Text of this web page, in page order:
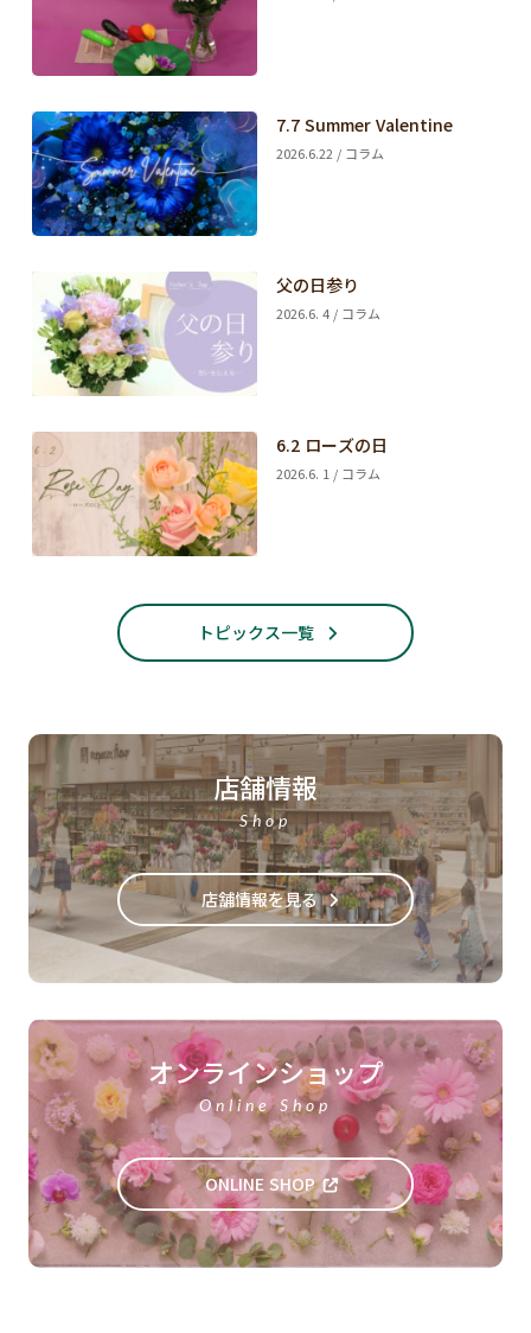
7.7 Summer Valentine
2026.6.22 / コラム
父の日参り
2026.6. 4 / コラム
6.2 ローズの日
2026.6. 1 / コラム
トピックス一覧
店舗情報
Shop
店舗情報を見る
オンラインショップ
Online Shop
ONLINE SHOP